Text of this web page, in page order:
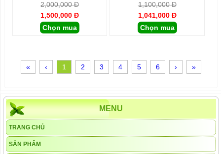
2,000,000 Đ
1,500,000 Đ
Chọn mua
1,100,000 Đ
1,041,000 Đ
Chọn mua
« ‹ 1 2 3 4 5 6 › »
MENU
TRANG CHỦ
SẢN PHẨM